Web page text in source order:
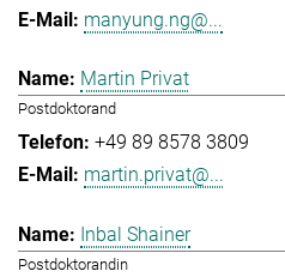
manyung.ng@...
Martin Privat
Postdoktorand
+49 89 8578 3809
martin.privat@...
Inbal Shainer
Postdoktorandin